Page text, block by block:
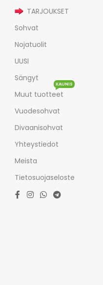
TARJOUKSET
Sohvat
Nojatuolit
UUSI
Sängyt
Muut tuotteet
KAUNIS
Vuodesohvat
Divaanisohvat
Yhteystiedot
Meista
Tietosuojaseloste